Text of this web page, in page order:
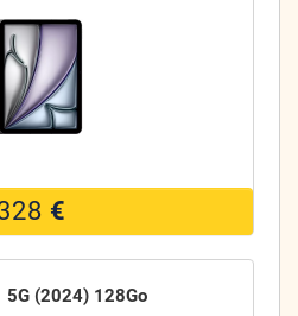
€
5G (2024) 128Go